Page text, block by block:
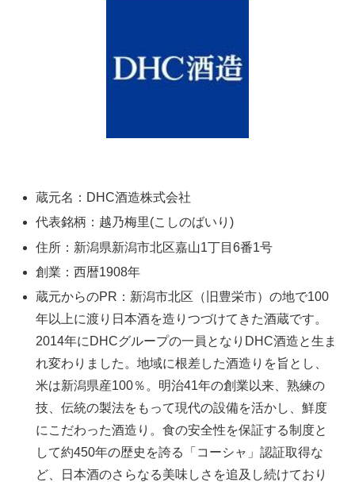
蔵元名：DHC酒造株式会社
代表銘柄：越乃梅里(こしのばいり)
住所：新潟県新潟市北区嘉山1丁目6番1号
創業：西暦1908年
蔵元からのPR：新潟市北区（旧豊栄市）の地で100
年以上に渡り日本酒を造りつづけてきた酒蔵です。
2014年にDHCグループの一員となりDHC酒造と生ま
れ変わりました。地域に根差した酒造りを旨とし、
米は新潟県産100％。明治41年の創業以来、熟練の
技、伝統の製法をもって現代の設備を活かし、鮮度
にこだわった酒造り。食の安全性を保証する制度と
して約450年の歴史を誇る「コーシャ」認証取得な
ど、日本酒のさらなる美味しさを追及し続けており